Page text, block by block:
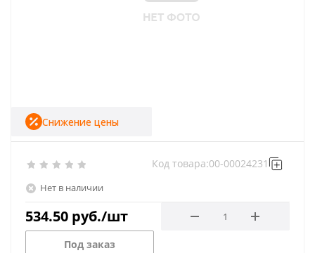
Нет в наличии
Код товара:00-00024231
534.50 руб./шт
Снижение цены
Под заказ